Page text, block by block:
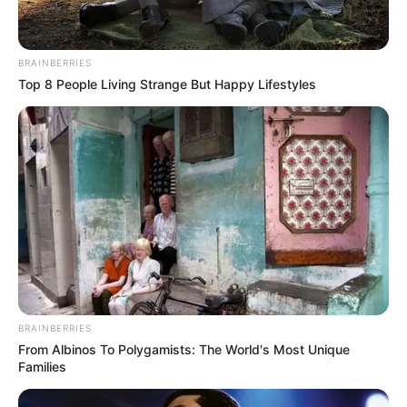
BRAINBERRIES
Top 8 People Living Strange But Happy Lifestyles
BRAINBERRIES
From Albinos To Polygamists: The World's Most Unique
Families